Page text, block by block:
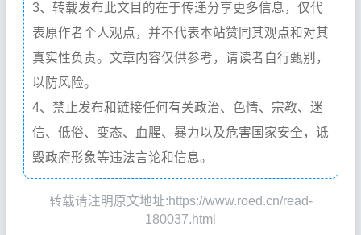
3、转载发布此文目的在于传递分享更多信息，仅代
表原作者个人观点，并不代表本站赞同其观点和对其
真实性负责。文章内容仅供参考，请读者自行甄别，
以防风险。
4、禁止发布和链接任何有关政治、色情、宗教、迷
信、低俗、变态、血腥、暴力以及危害国家安全，诋
毁政府形象等违法言论和信息。
转载请注明原文地址:https://www.roed.cn/read-
180037.html